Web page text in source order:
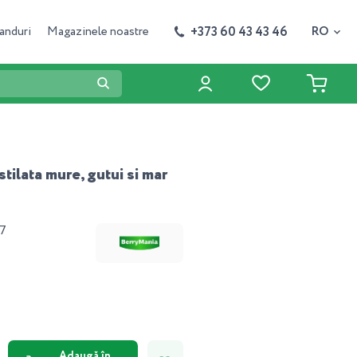
Magazinele noastre +373 60 43 43 46 RO
mure, gutui si mar